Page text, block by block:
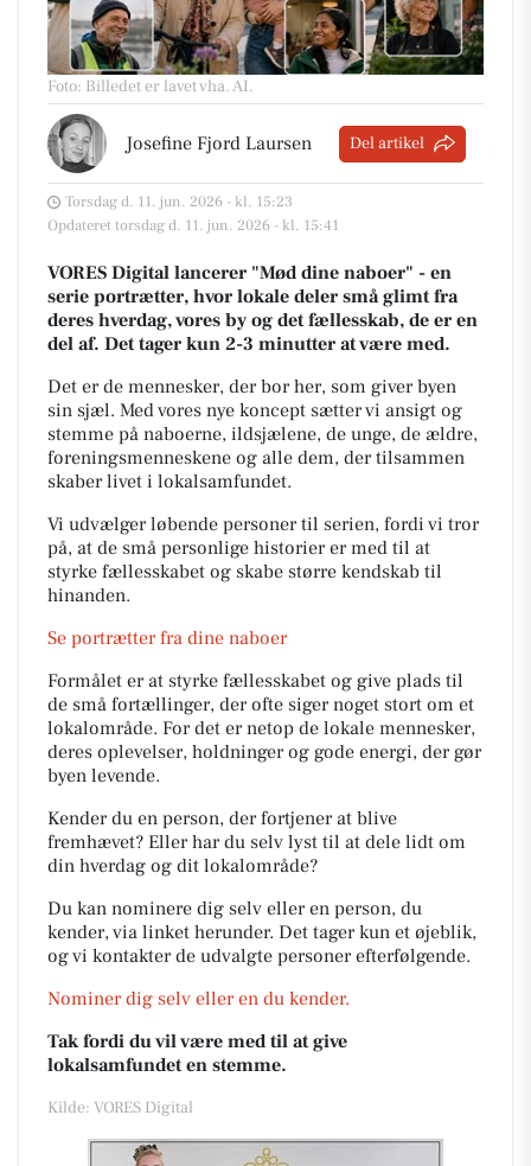
Foto: Billedet er lavet vha. AI.
Josefine Fjord Laursen Del artikel
Torsdag d. 11. jun. 2026 - kl. 15:23
Opdateret torsdag d. 11. jun. 2026 - kl. 15:41
VORES Digital lancerer "Mød dine naboer" - en
serie portrætter, hvor lokale deler små glimt fra
deres hverdag, vores by og det fællesskab, de er en
del af. Det tager kun 2-3 minutter at være med.
Det er de mennesker, der bor her, som giver byen
sin sjæl. Med vores nye koncept sætter vi ansigt og
stemme på naboerne, ildsjælene, de unge, de ældre,
foreningsmenneskene og alle dem, der tilsammen
skaber livet i lokalsamfundet.
Vi udvælger løbende personer til serien, fordi vi tror
på, at de små personlige historier er med til at
styrke fællesskabet og skabe større kendskab til
hinanden.
Se portrætter fra dine naboer
Formålet er at styrke fællesskabet og give plads til
de små fortællinger, der ofte siger noget stort om et
lokalområde. For det er netop de lokale mennesker,
deres oplevelser, holdninger og gode energi, der gør
byen levende.
Kender du en person, der fortjener at blive
fremhævet? Eller har du selv lyst til at dele lidt om
din hverdag og dit lokalområde?
Du kan nominere dig selv eller en person, du
kender, via linket herunder. Det tager kun et øjeblik,
og vi kontakter de udvalgte personer efterfølgende.
Nominer dig selv eller en du kender.
Tak fordi du vil være med til at give
lokalsamfundet en stemme.
Kilde: VORES Digital